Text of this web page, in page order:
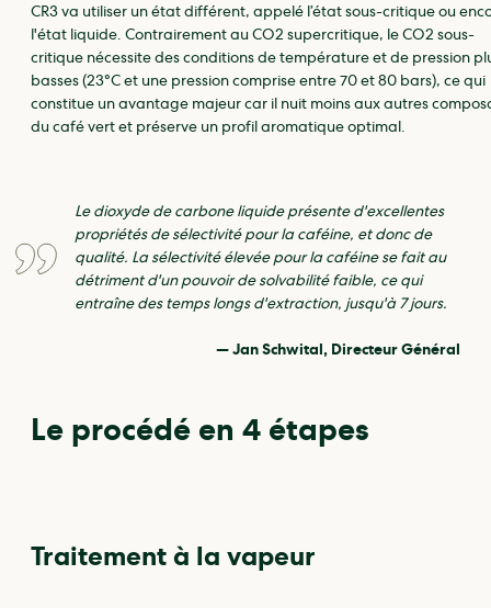
CR3 va utiliser un état différent, appelé l’état sous-critique ou
l'état liquide. Contrairement au CO2 supercritique, le CO2 sous-
critique nécessite des conditions de température et de pression
basses (23°C et une pression comprise entre 70 et 80 bars), ce qui
constitue un avantage majeur car il nuit moins aux autres
du café vert et préserve un profil aromatique optimal.
Le dioxyde de carbone liquide présente d'excellentes
propriétés de sélectivité pour la caféine, et donc de
qualité. La sélectivité élevée pour la caféine se fait au
détriment d'un pouvoir de solvabilité faible, ce qui
entraîne des temps longs d'extraction, jusqu'à 7 jours.
— Jan Schwital, Directeur Général
Le procédé en 4 étapes
Traitement à la vapeur